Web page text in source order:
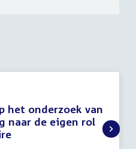
het onderzoek van
naar de eigen rol